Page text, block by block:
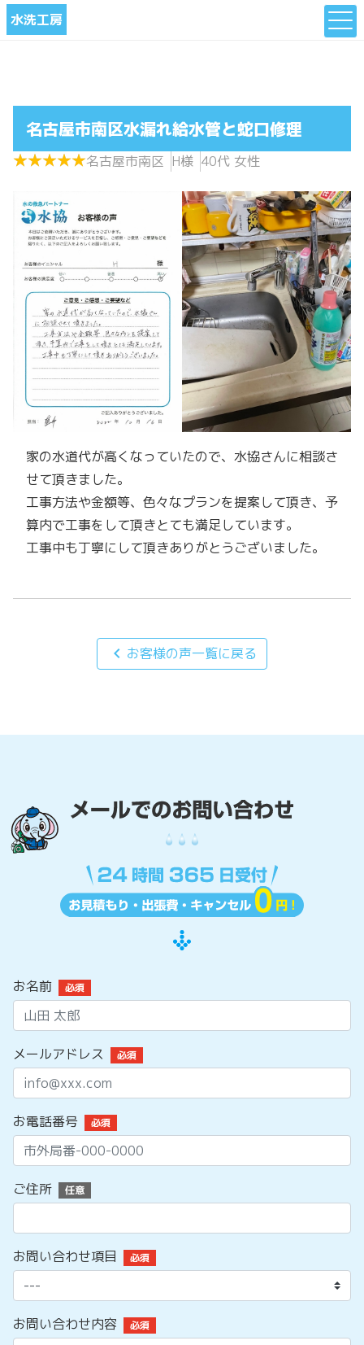
水洗工房
名古屋市南区水漏れ給水管と蛇口修理
★★★★★
★★★★★名古屋市南区 H様 40代 女性
家の水道代が高くなっていたので、水協さんに相談さ
せて頂きました。
工事方法や金額等、色々なプランを提案して頂き、予
算内で工事をして頂きとても満足しています。
工事中も丁寧にして頂きありがとうございました。
chevron_left お客様の声一覧に戻る
お名前 必須
メールアドレス 必須
お電話番号 必須
ご住所 任意
お問い合わせ項目 必須
お問い合わせ内容 必須